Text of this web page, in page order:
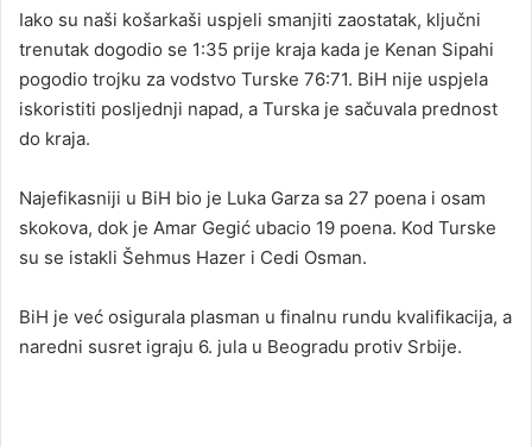
Iako su naši košarkaši uspjeli smanjiti zaostatak, ključni
trenutak dogodio se 1:35 prije kraja kada je Kenan Sipahi
pogodio trojku za vodstvo Turske 76:71. BiH nije uspjela
iskoristiti posljednji napad, a Turska je sačuvala prednost
do kraja.
Najefikasniji u BiH bio je Luka Garza sa 27 poena i osam
skokova, dok je Amar Gegić ubacio 19 poena. Kod Turske
su se istakli Šehmus Hazer i Cedi Osman.
BiH je već osigurala plasman u finalnu rundu kvalifikacija, a
naredni susret igraju 6. jula u Beogradu protiv Srbije.